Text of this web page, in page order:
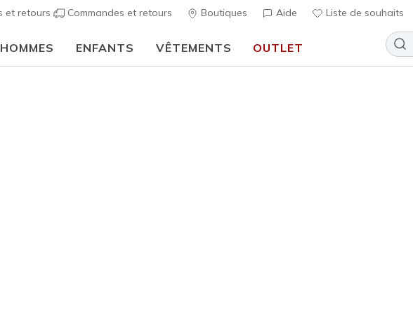
et retours Commandes et retours Boutiques Aide Liste de souhaits
HOMMES ENFANTS VÊTEMENTS OUTLET